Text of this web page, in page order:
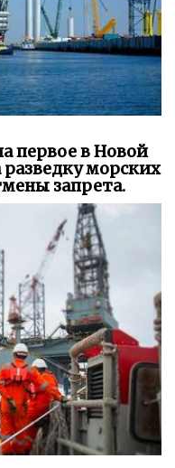
первое в Новой
морских
запрета.